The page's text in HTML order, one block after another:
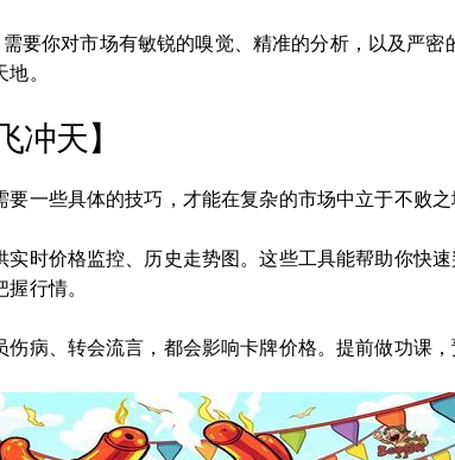
要你对市场有敏锐的嗅觉、精准的分析，以及严
。
冲天】
一些具体的技巧，才能在复杂的市场中立于不败之
时价格监控、历史走势图。这些工具能帮助你快
行情。
病、转会流言，都会影响卡牌价格。提前做功课